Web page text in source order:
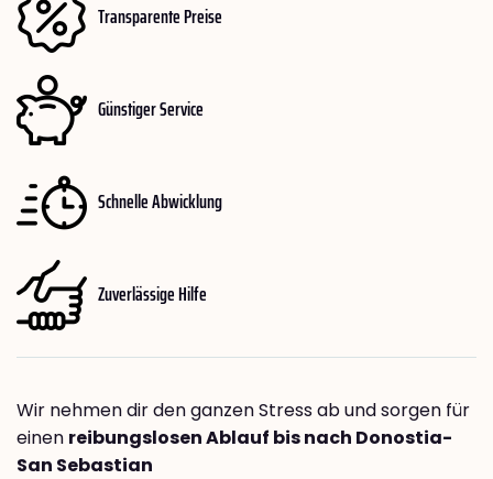
Transparente Preise
Günstiger Service
Schnelle Abwicklung
Zuverlässige Hilfe
Wir nehmen dir den ganzen Stress ab und sorgen für
einen reibungslosen Ablauf bis nach Donostia-
San Sebastian